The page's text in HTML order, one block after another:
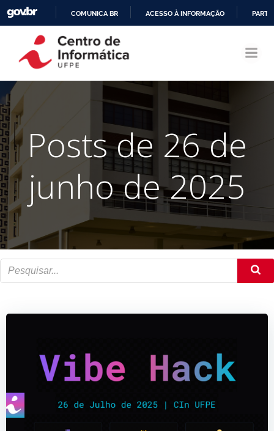
CONTEÚDO
COMUNICA BR ACESSO À INFORMAÇÃO
Posts de 26 de
junho de 2025